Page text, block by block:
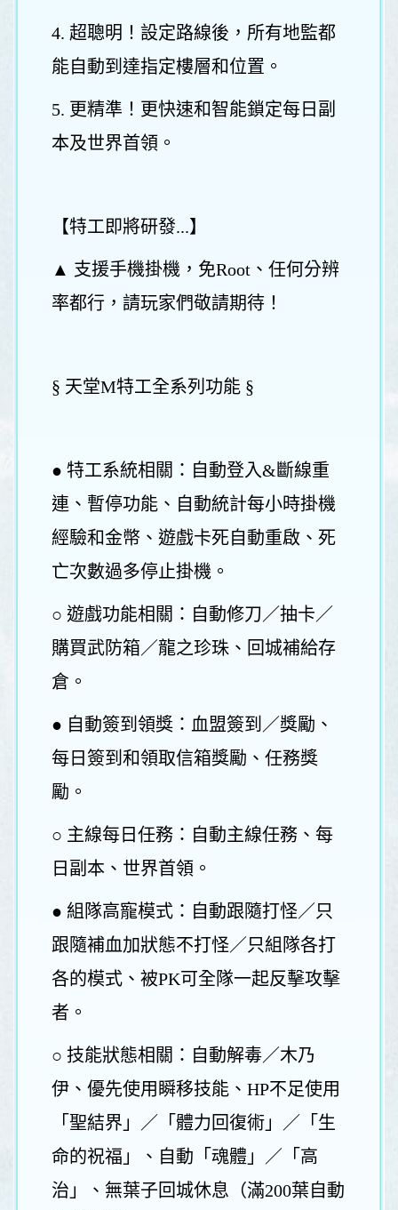
4. 超聰明！設定路線後，所有地監都
能自動到達指定樓層和位置。
5. 更精準！更快速和智能鎖定每日副
本及世界首領。
【特工即將研發...】
▲ 支援手機掛機，免Root、任何分辨
率都行，請玩家們敬請期待！
§ 天堂M特工全系列功能 §
● 特工系統相關：自動登入&斷線重
連、暫停功能、自動統計每小時掛機
經驗和金幣、遊戲卡死自動重啟、死
亡次數過多停止掛機。
○ 遊戲功能相關：自動修刀／抽卡／
購買武防箱／龍之珍珠、回城補給存
倉。
● 自動簽到領獎：血盟簽到／獎勵、
每日簽到和領取信箱獎勵、任務獎
勵。
○ 主線每日任務：自動主線任務、每
日副本、世界首領。
● 組隊高寵模式：自動跟隨打怪／只
跟隨補血加狀態不打怪／只組隊各打
各的模式、被PK可全隊一起反擊攻擊
者。
○ 技能狀態相關：自動解毒／木乃
伊、優先使用瞬移技能、HP不足使用
「聖結界」／「體力回復術」／「生
命的祝福」、自動「魂體」／「高
治」、無葉子回城休息（滿200葉自動